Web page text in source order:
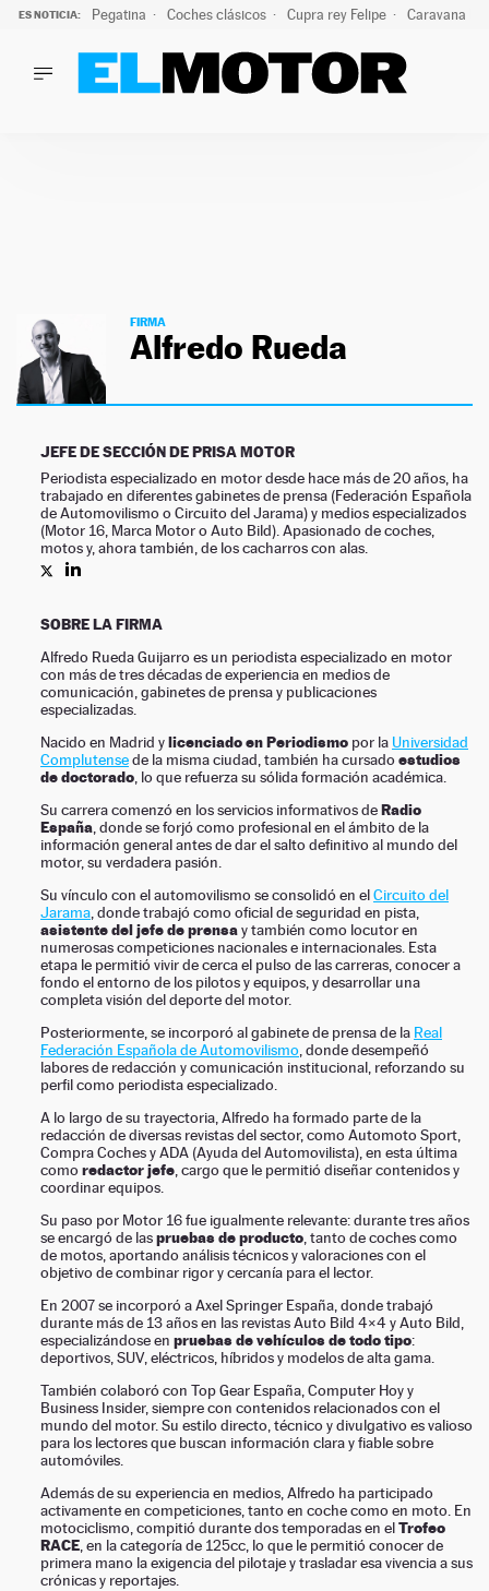
contenido
ES NOTICIA: Pegatina Coches clásicos Cupra rey Felipe Caravana
MOTOS
TECNOLOGÍA
SUPERCOCHES
PREMIOS
SERVICIOS
NEWSLETTER
FIRMA
Alfredo Rueda
JEFE DE SECCIÓN DE PRISA MOTOR
Periodista especializado en motor desde hace más de 20 años, ha
trabajado en diferentes gabinetes de prensa (Federación Española
de Automovilismo o Circuito del Jarama) y medios especializados
(Motor 16, Marca Motor o Auto Bild). Apasionado de coches,
motos y, ahora también, de los cacharros con alas.
SOBRE LA FIRMA
Alfredo Rueda Guijarro es un periodista especializado en motor
con más de tres décadas de experiencia en medios de
comunicación, gabinetes de prensa y publicaciones
especializadas.
Nacido en Madrid ylicenciado en Periodismo por la Universidad
Complutensede la misma ciudad, también ha cursadoestudios
de doctorado , lo que refuerza su sólida formación académica.
Su carrera comenzó en los servicios informativos deRadio
España , donde se forjó como profesional en el ámbito de la
información general antes de dar el salto definitivo al mundo del
motor, su verdadera pasión.
Su vínculo con el automovilismo se consolidó en elCircuito del
Jarama , donde trabajó como oficial de seguridad en pista,
asistente del jefe de prensay también como locutor en
numerosas competiciones nacionales e internacionales. Esta
etapa le permitió vivir de cerca el pulso de las carreras, conocer a
fondo el entorno de los pilotos y equipos, y desarrollar una
completa visión del deporte del motor.
Posteriormente, se incorporó al gabinete de prensa de la Real
Federación Española de Automovilismo , donde desempeñó
labores de redacción y comunicación institucional, reforzando su
perfil como periodista especializado.
A lo largo de su trayectoria, Alfredo ha formado parte de la
redacción de diversas revistas del sector, como Automoto Sport,
Compra Coches y ADA (Ayuda del Automovilista), en esta última
comoredactor jefe , cargo que le permitió diseñar contenidos y
coordinar equipos.
Su paso por Motor 16 fue igualmente relevante: durante tres años
se encargó de laspruebas de producto , tanto de coches como
de motos, aportando análisis técnicos y valoraciones con el
objetivo de combinar rigor y cercanía para el lector.
En 2007 se incorporó a Axel Springer España, donde trabajó
durante más de 13 años en las revistas Auto Bild 4×4 y Auto Bild,
especializándose en pruebas de vehículos de todo tipo:
deportivos, SUV, eléctricos, híbridos y modelos de alta gama.
También colaboró con Top Gear España, Computer Hoy y
Business Insider, siempre con contenidos relacionados con el
mundo del motor. Su estilo directo, técnico y divulgativo es valioso
para los lectores que buscan información clara y fiable sobre
automóviles.
Además de su experiencia en medios, Alfredo ha participado
activamente en competiciones, tanto en coche como en moto. En
motociclismo, compitió durante dos temporadas en elTrofeo
RACE , en la categoría de 125cc, lo que le permitió conocer de
primera mano la exigencia del pilotaje y trasladar esa vivencia a sus
crónicas y reportajes.